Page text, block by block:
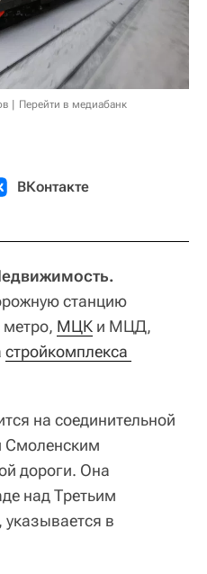
Перейти в медиабанк
ВКонтакте
станцию
МЦК и МЦД,
стройкомплекса
на соединительной
Смоленским
дороги. Она
над Третьим
в